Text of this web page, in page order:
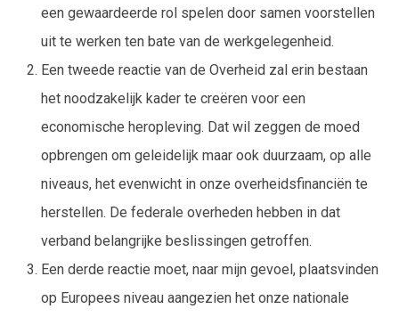
een gewaardeerde rol spelen door samen voorstellen
uit te werken ten bate van de werkgelegenheid.
Een tweede reactie van de Overheid zal erin bestaan
het noodzakelijk kader te creëren voor een
economische heropleving. Dat wil zeggen de moed
opbrengen om geleidelijk maar ook duurzaam, op alle
niveaus, het evenwicht in onze overheidsfinanciën te
herstellen. De federale overheden hebben in dat
verband belangrijke beslissingen getroffen.
Een derde reactie moet, naar mijn gevoel, plaatsvinden
op Europees niveau aangezien het onze nationale